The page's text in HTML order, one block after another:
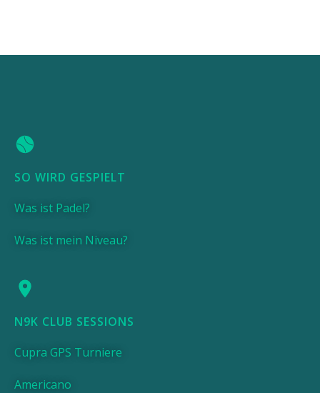
SO WIRD GESPIELT
Was ist Padel?
Was ist mein Niveau?
N9K CLUB SESSIONS
Cupra GPS Turniere
Americano